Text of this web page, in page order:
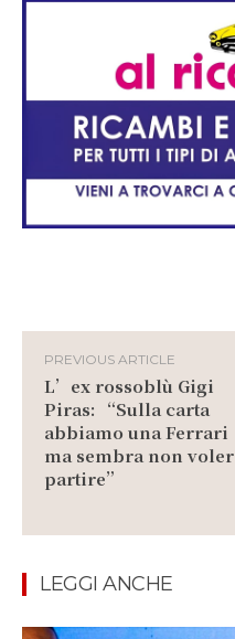
PREVIOUS ARTICLE
L’ex rossoblù Gigi
Piras: “Sulla carta
abbiamo una Ferrari
ma sembra non voler
partire”
LEGGI ANCHE